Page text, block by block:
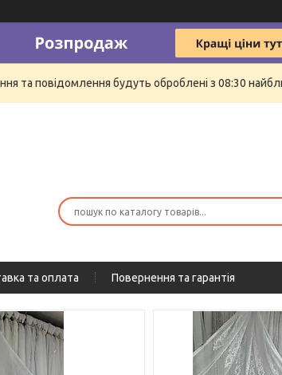
та повідомлення будуть оброблені з 08:30
та оплата Повернення та гарантія